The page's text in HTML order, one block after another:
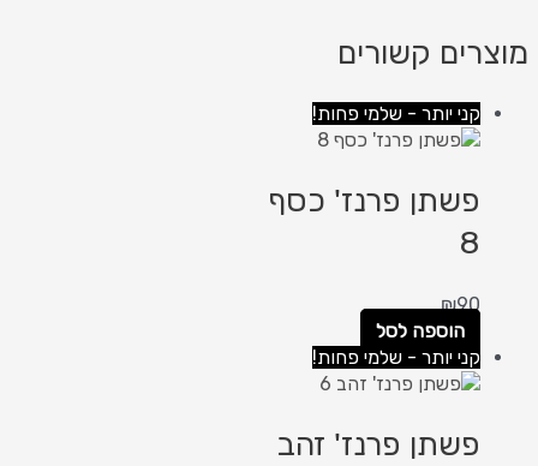
מוצרים קשורים
קני יותר - שלמי פחות!
פשתן פרנז' כסף
8
₪90
הוספה לסל
קני יותר - שלמי פחות!
פשתן פרנז' זהב